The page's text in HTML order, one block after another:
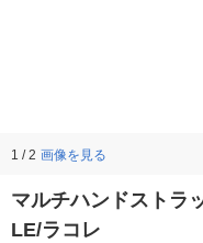
1 / 2 画像を見る
マルチハンドストラ
LE/ラコレ